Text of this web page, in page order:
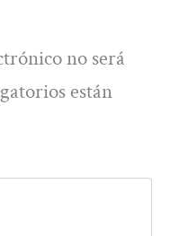
no será
están